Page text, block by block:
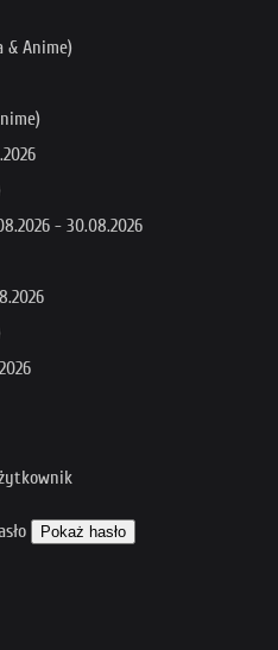
& Anime)
- 30.08.2026
Pokaż hasło